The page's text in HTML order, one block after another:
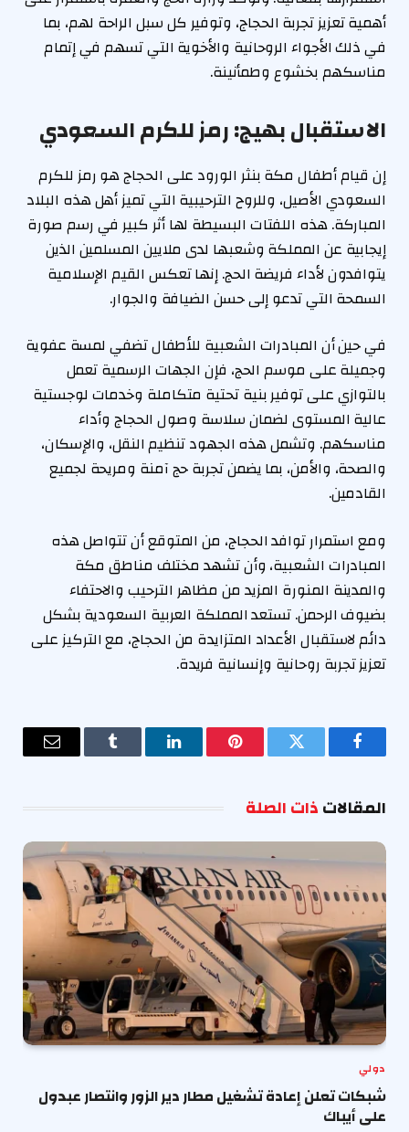
أهمية تعزيز تجربة الحجاج، وتوفير كل سبل الراحة لهم، بما
في ذلك الأجواء الروحانية والأخوية التي تسهم في إتمام
مناسكهم بخشوع وطمأنينة.
الاستقبال بهيج: رمز للكرم السعودي
إن قيام أطفال مكة بنثر الورود على الحجاج هو رمز للكرم
السعودي الأصيل، وللروح الترحيبية التي تميز أهل هذه البلاد
المباركة. هذه اللفتات البسيطة لها أثر كبير في رسم صورة
إيجابية عن المملكة وشعبها لدى ملايين المسلمين الذين
يتوافدون لأداء فريضة الحج. إنها تعكس القيم الإسلامية
السمحة التي تدعو إلى حسن الضيافة والجوار.
في حين أن المبادرات الشعبية للأطفال تضفي لمسة عفوية
وجميلة على موسم الحج، فإن الجهات الرسمية تعمل
بالتوازي على توفير بنية تحتية متكاملة وخدمات لوجستية
عالية المستوى لضمان سلاسة وصول الحجاج وأداء
مناسكهم. وتشمل هذه الجهود تنظيم النقل، والإسكان،
والصحة، والأمن، بما يضمن تجربة حج آمنة ومريحة لجميع
القادمين.
ومع استمرار توافد الحجاج، من المتوقع أن تتواصل هذه
المبادرات الشعبية، وأن تشهد مختلف مناطق مكة
والمدينة المنورة المزيد من مظاهر الترحيب والاحتفاء
بضيوف الرحمن. تستعد المملكة العربية السعودية بشكل
دائم لاستقبال الأعداد المتزايدة من الحجاج، مع التركيز على
تعزيز تجربة روحانية وإنسانية فريدة.
فيسبوك تويتر بينتيريستلينكدإن Tumblr
البريد
المقالاتذات الصلة
دولي
شبكات تعلن إعادة تشغيل مطار دير الزور وانتصار عبدول
على أيباك